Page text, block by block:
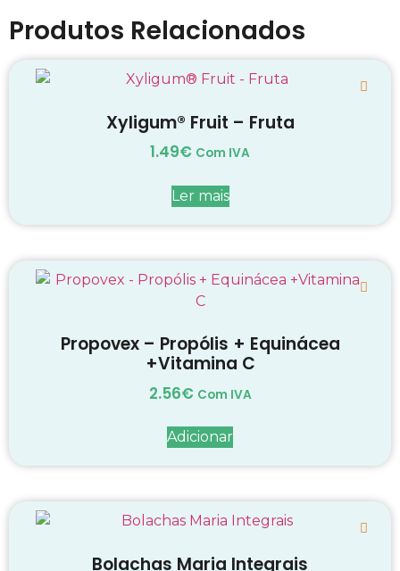
Produtos Relacionados
Xyligum® Fruit – Fruta
1.49€ Com IVA
Ler mais
Propovex – Propólis + Equinácea
+Vitamina C
2.56€ Com IVA
Adicionar
Bolachas Maria Integrais